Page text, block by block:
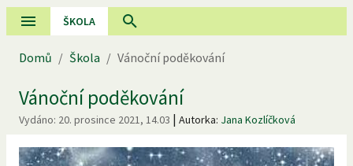
ŠKOLA
Domů / Škola / Vánoční poděkování
Vánoční poděkování
Vydáno: 20. prosince 2021, 14.03 | Autorka: Jana Kozlíčková